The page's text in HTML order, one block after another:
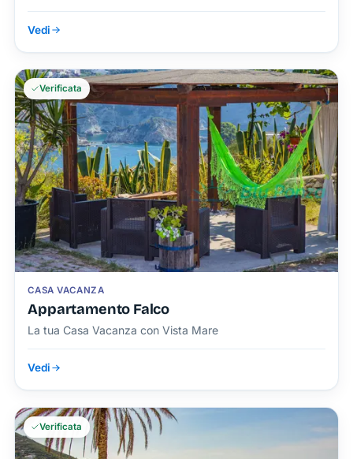
Vedi
CASA VACANZA
Appartamento Falco
La tua Casa Vacanza con Vista Mare
Vedi
Verificata
Verificata